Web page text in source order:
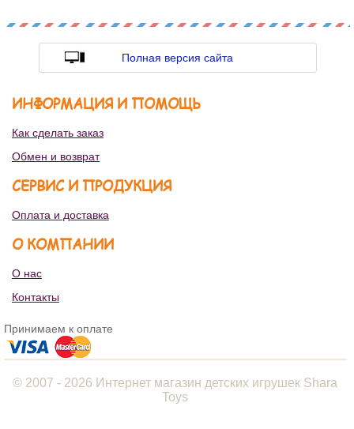
Полная версия сайта
ИНФОРМАЦИЯ И ПОМОЩЬ
Как сделать заказ
Обмен и возврат
СЕРВИС И ПРОДУКЦИЯ
Оплата и доставка
О КОМПАНИИ
О нас
Контакты
Принимаем к оплате
© 2007 - 2026 Интернет магазин детских игрушек Shara
Toys